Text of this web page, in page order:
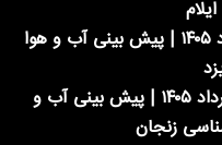
وضعیت هوای فردا یزد جمعه ۱۶ مرداد ۱۴۰۵ | پیش بینی آب و هوا
وضعیت هوای فردا زنجان جمعه ۱۶ مرداد ۱۴۰۵ | پیش بینی آب و